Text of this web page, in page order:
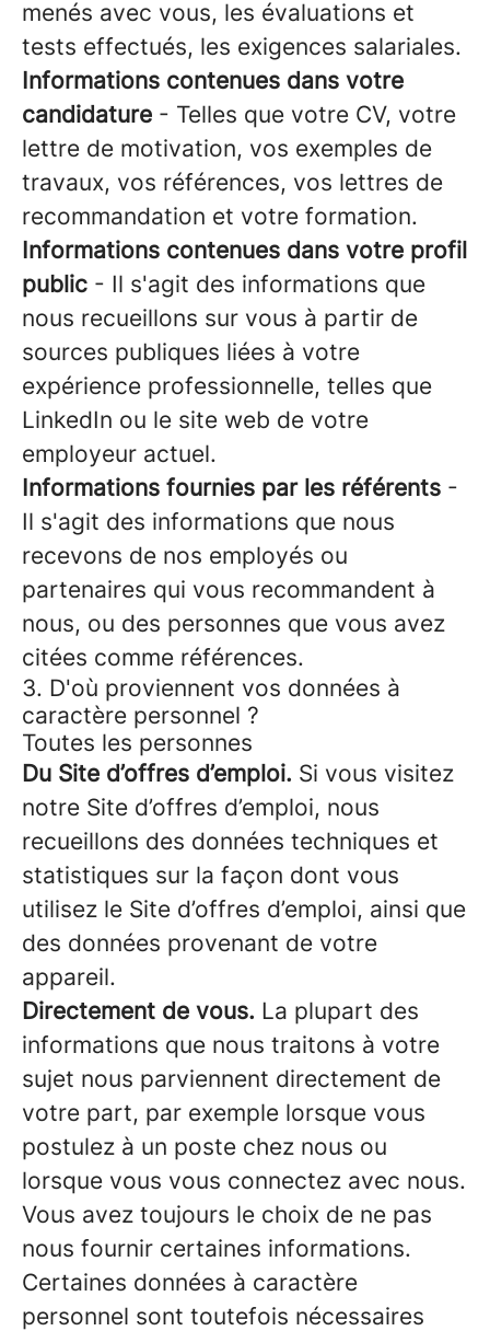
menés avec vous, les évaluations et
tests effectués, les exigences salariales.
Informations contenues dans votre
candidature - Telles que votre CV, votre
lettre de motivation, vos exemples de
travaux, vos références, vos lettres de
recommandation et votre formation.
Informations contenues dans votre profil
public - Il s'agit des informations que
nous recueillons sur vous à partir de
sources publiques liées à votre
expérience professionnelle, telles que
LinkedIn ou le site web de votre
employeur actuel.
Informations fournies par les référents -
Il s'agit des informations que nous
recevons de nos employés ou
partenaires qui vous recommandent à
nous, ou des personnes que vous avez
citées comme références.
3. D'où proviennent vos données à
caractère personnel ?
Toutes les personnes
Du Site d’offres d’emploi. Si vous visitez
notre Site d’offres d’emploi, nous
recueillons des données techniques et
statistiques sur la façon dont vous
utilisez le Site d’offres d’emploi, ainsi que
des données provenant de votre
appareil.
Directement de vous. La plupart des
informations que nous traitons à votre
sujet nous parviennent directement de
votre part, par exemple lorsque vous
postulez à un poste chez nous ou
lorsque vous vous connectez avec nous.
Vous avez toujours le choix de ne pas
nous fournir certaines informations.
Certaines données à caractère
personnel sont toutefois nécessaires